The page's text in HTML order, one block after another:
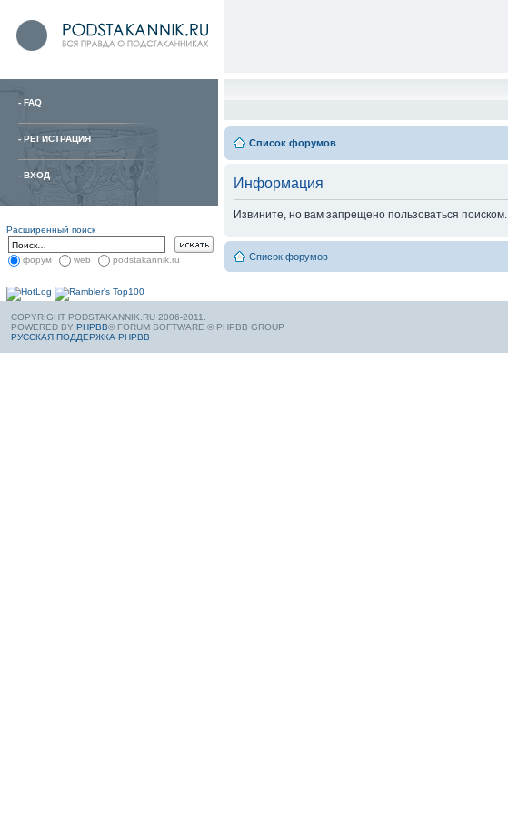
- FAQ
- РЕГИСТРАЦИЯ
- ВХОД
Расширенный поиск
форум web podstakannik.ru
Список форумов
Информация
Извините, но вам запрещено пользоваться поиском.
Список форумов
COPYRIGHT PODSTAKANNIK.RU 2006-2011.
POWERED BY PHPBB® FORUM SOFTWARE © PHPBB GROUP
РУССКАЯ ПОДДЕРЖКА PHPBB